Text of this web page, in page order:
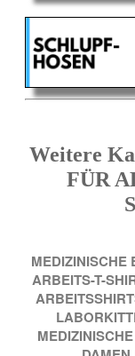
Weitere
FÜR
MEDIZINISCHE
ARBEITS-T-